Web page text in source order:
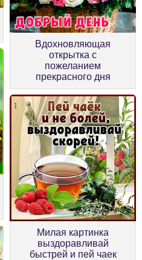
Вдохновляющая
открытка с
пожеланием
прекрасного дня
Милая картинка
выздоравливай
быстрей и пей чаек